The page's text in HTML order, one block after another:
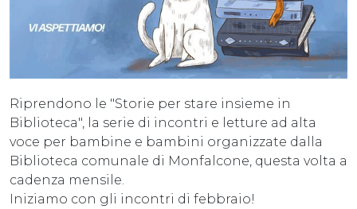
Riprendono le "Storie per stare insieme in
Biblioteca", la serie di incontri e letture ad alta
voce per bambine e bambini organizzate dalla
Biblioteca comunale di Monfalcone, questa volta a
cadenza mensile.
Iniziamo con gli incontri di febbraio!